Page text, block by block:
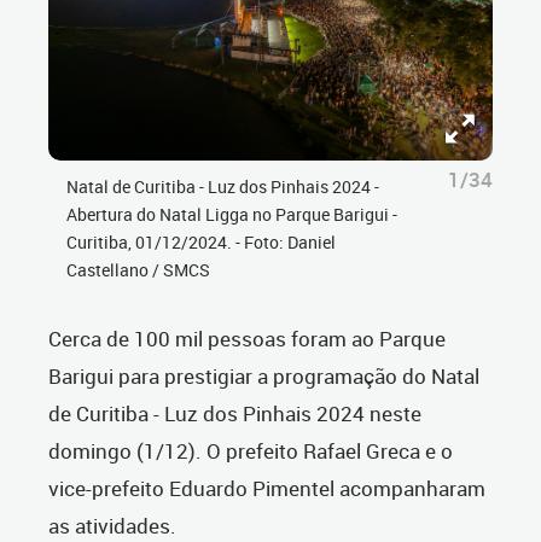
Natal de Curitiba - Luz dos Pinhais 2024 -
Abertura do Natal Ligga no Parque Barigui -
Curitiba, 01/12/2024. - Foto: Daniel
Castellano / SMCS
1/34
Cerca de 100 mil pessoas foram ao Parque
Barigui para prestigiar a programação do Natal
de Curitiba - Luz dos Pinhais 2024 neste
domingo (1/12). O prefeito Rafael Greca e o
vice-prefeito Eduardo Pimentel acompanharam
as atividades.